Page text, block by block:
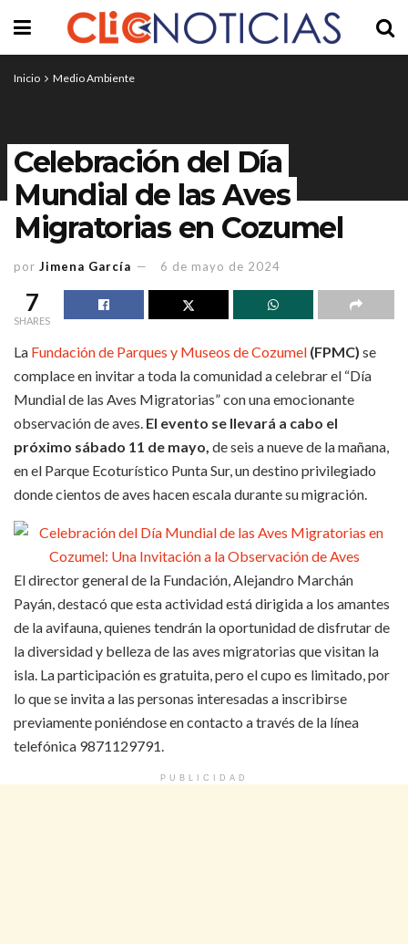
Inicio Medio Ambiente
Celebración del Día
Mundial de las Aves
Migratorias en Cozumel
por Jimena García 6 de mayo de 2024
7
SHARES
La Fundación de Parques y Museos de Cozumel (FPMC) se
complace en invitar a toda la comunidad a celebrar el “Día
Mundial de las Aves Migratorias” con una emocionante
observación de aves. El evento se llevará a cabo el
próximo sábado 11 de mayo, de seis a nueve de la mañana,
en el Parque Ecoturístico Punta Sur, un destino privilegiado
donde cientos de aves hacen escala durante su migración.
El director general de la Fundación, Alejandro Marchán
Payán, destacó que esta actividad está dirigida a los amantes
de la avifauna, quienes tendrán la oportunidad de disfrutar de
la diversidad y belleza de las aves migratorias que visitan la
isla. La participación es gratuita, pero el cupo es limitado, por
lo que se invita a las personas interesadas a inscribirse
previamente poniéndose en contacto a través de la línea
telefónica 9871129791.
PUBLICIDAD